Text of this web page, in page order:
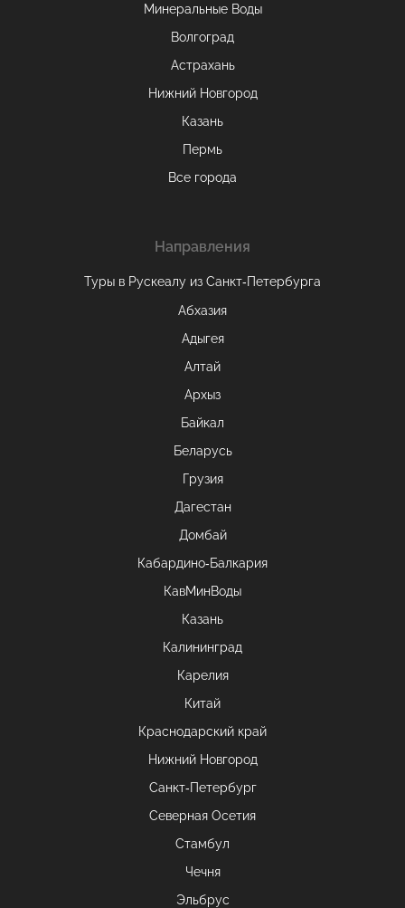
Минеральные Воды
Волгоград
Астрахань
Нижний Новгород
Казань
Пермь
Все города
Направления
Туры в Рускеалу из Санкт‑Петербурга
Абхазия
Адыгея
Алтай
Архыз
Байкал
Беларусь
Грузия
Дагестан
Домбай
Кабардино-Балкария
КавМинВоды
Казань
Калининград
Карелия
Китай
Краснодарский край
Нижний Новгород
Санкт-Петербург
Северная Осетия
Стамбул
Чечня
Эльбрус